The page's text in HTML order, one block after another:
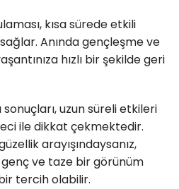
kısa sürede etkili
Anında gençleşme ve
hızlı bir şekilde geri
sonuçları, uzun süreli etkileri
ile dikkat çekmektedir.
arayışındaysanız,
ve taze bir görünüm
tercih olabilir.